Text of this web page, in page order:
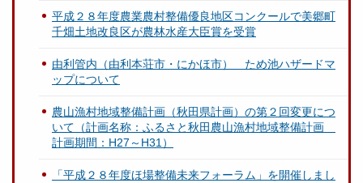
平成２８年度農業農村整備優良地区コンクールで美郷町
千畑土地改良区が農林水産大臣賞を受賞
由利管内（由利本荘市・にかほ市） ため池ハザードマ
ップについて
農山漁村地域整備計画（秋田県計画）の第２回変更につ
いて（計画名称：ふるさと秋田農山漁村地域整備計画
計画期間：H27～H31）
「平成２８年度ほ場整備未来フォーラム」を開催しまし